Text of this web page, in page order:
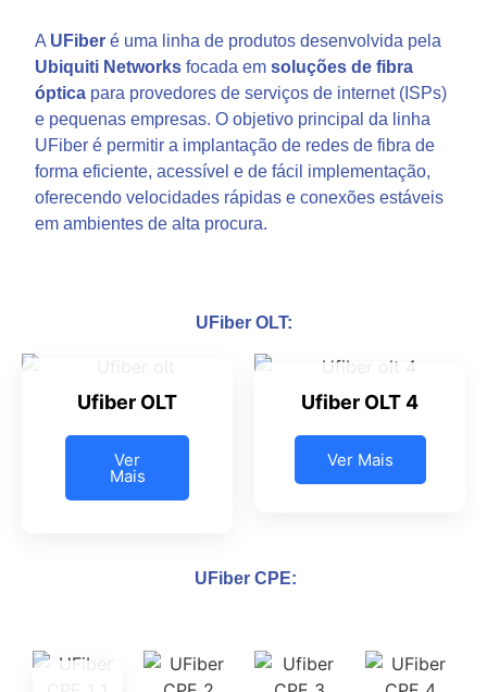
A UFiber é uma linha de produtos desenvolvida pela
Ubiquiti Networks focada em soluções de fibra
óptica para provedores de serviços de internet (ISPs)
e pequenas empresas. O objetivo principal da linha
UFiber é permitir a implantação de redes de fibra de
forma eficiente, acessível e de fácil implementação,
oferecendo velocidades rápidas e conexões estáveis
em ambientes de alta procura.
UFiber OLT:
Ufiber OLT
Ver
Mais
Ufiber OLT 4
Ver Mais
UFiber CPE: